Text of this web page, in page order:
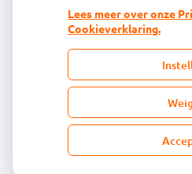
Heeft u vragen of opmerkingen
toegestuurde rekening van de
Lees meer over onze
Cookieverklaring.